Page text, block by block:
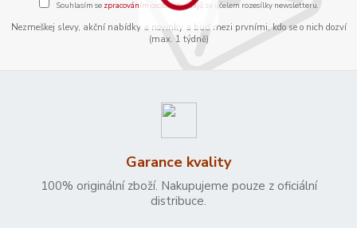
Souhlasím se zpracováním osobních údajůza účelem rozesílky newsletteru.
Nezmeškej slevy, akční nabídky a novinky a buď mezi prvními, kdo se o nich dozví
(max. 1 týdně)
Garance kvality
100% originální zboží. Nakupujeme pouze z oficiální
distribuce.